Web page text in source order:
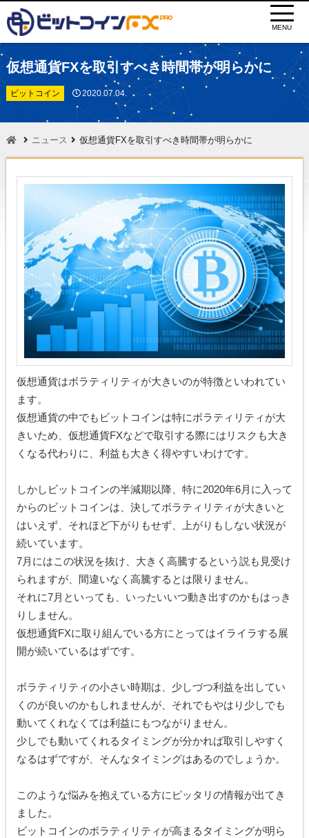
MENU
仮想通貨FXを取引すべき時間帯が明らかに
ビットコイン 2020.07.04.
ニュース 仮想通貨FXを取引すべき時間帯が明らかに
仮想通貨はボラティリティが大きいのが特徴といわれてい
ます。
仮想通貨の中でもビットコインは特にボラティリティが大
きいため、仮想通貨FXなどで取引する際にはリスクも大き
くなる代わりに、利益も大きく得やすいわけです。
しかしビットコインの半減期以降、特に2020年6月に入って
からのビットコインは、決してボラティリティが大きいと
はいえず、それほど下がりもせず、上がりもしない状況が
続いています。
7月にはこの状況を抜け、大きく高騰するという説も見受け
られますが、間違いなく高騰するとは限りません。
それに7月といっても、いったいいつ動き出すのかもはっき
りしません。
仮想通貨FXに取り組んでいる方にとってはイライラする展
開が続いているはずです。
ボラティリティの小さい時期は、少しづつ利益を出してい
くのが良いのかもしれませんが、それでもやはり少しでも
動いてくれなくては利益にもつながりません。
少しでも動いてくれるタイミングが分かれば取引しやすく
なるはずですが、そんなタイミングはあるのでしょうか。
このような悩みを抱えている方にピッタリの情報が出てき
ました。
ビットコインのボラティリティが高まるタイミングが明ら